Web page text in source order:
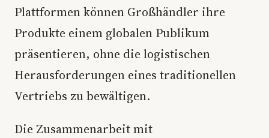
Plattformen können Großhändler ihre
Produkte einem globalen Publikum
präsentieren, ohne die logistischen
Herausforderungen eines traditionellen
Vertriebs zu bewältigen.
Die Zusammenarbeit mit